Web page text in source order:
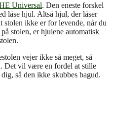
Universal. Den eneste forskel
låse hjul. Altså hjul, der låser
stolen ikke er for levende, når du
stolen, er hjulene automatisk
vejer ikke så meget, så
Det vil være en fordel at stille
så den ikke skubbes bagud.